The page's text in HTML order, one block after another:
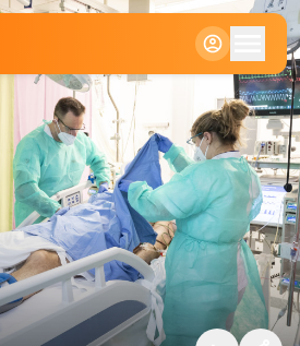
Klein
Standaard
Groot